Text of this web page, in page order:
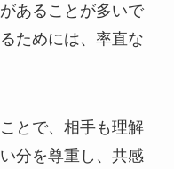
あることが多いで
ためには、率直な
とで、相手も理解
分を尊重し、共感